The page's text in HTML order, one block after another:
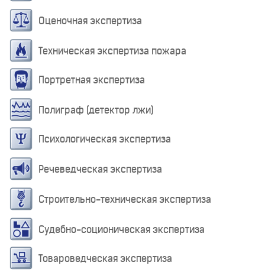
Оценочная экспертиза
Техническая экспертиза пожара
Портретная экспертиза
Полиграф (детектор лжи)
Психологическая экспертиза
Речеведческая экспертиза
Строительно-техническая экспертиза
Судебно-соционическая экспертиза
Товароведческая экспертиза